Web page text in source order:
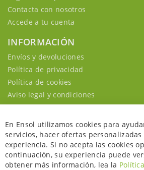
Contacta con nosotros
Accede a tu cuenta
INFORMACIÓN
Envíos y devoluciones
Política de privacidad
Política de cookies
Aviso legal y condiciones
En Ensol utilizamos cookies para
servicios, hacer ofertas
experiencia. Si no acepta las cookies
continuación, su experiencia puede
obtener más información, lea la